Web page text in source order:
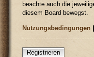
beachte auch die
diesem Board bewegst.
Nutzungsbedingungen
Registrieren